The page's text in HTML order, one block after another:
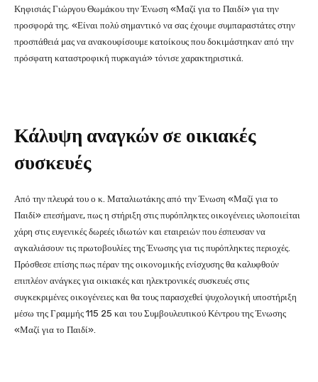
Κηφισιάς Γιώργου Θωμάκου την Ένωση «Μαζί για το Παιδί» για την
προσφορά της. «Είναι πολύ σημαντικό να σας έχουμε συμπαραστάτες στην
προσπάθειά μας να ανακουφίσουμε κατοίκους που δοκιμάστηκαν από την
πρόσφατη καταστροφική πυρκαγιά» τόνισε χαρακτηριστικά.
Κάλυψη αναγκών σε οικιακές
συσκευές
Από την πλευρά του ο κ. Ματαλιωτάκης από την Ένωση «Μαζί για το
Παιδί» επεσήμανε, πως η στήριξη στις πυρόπληκτες οικογένειες υλοποιείται
χάρη στις ευγενικές δωρεές ιδιωτών και εταιρειών που έσπευσαν να
αγκαλιάσουν τις πρωτοβουλίες της Ένωσης για τις πυρόπληκτες περιοχές.
Πρόσθεσε επίσης πως πέραν της οικονομικής ενίσχυσης θα καλυφθούν
επιπλέον ανάγκες για οικιακές και ηλεκτρονικές συσκευές στις
συγκεκριμένες οικογένειες και θα τους παρασχεθεί ψυχολογική υποστήριξη
μέσω της Γραμμής 115 25 και του Συμβουλευτικού Κέντρου της Ένωσης
«Μαζί για το Παιδί».